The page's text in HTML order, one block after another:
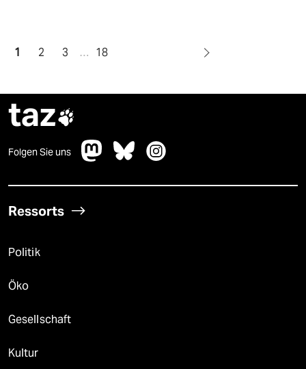
1 2 3 … 18
taz
Folgen Sie uns
Ressorts
Politik
Öko
Gesellschaft
Kultur